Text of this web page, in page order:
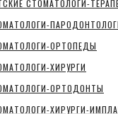
СТОМАТОЛОГИ-
ОРТОПЕДЫ
ХИРУРГИ
ОРТОДОНТЫ
ХИРУРГИ-